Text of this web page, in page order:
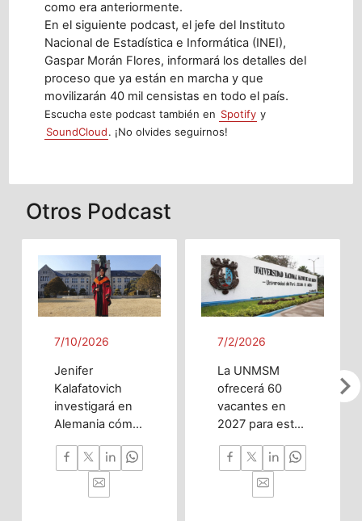
como era anteriormente.
En el siguiente podcast, el jefe del Instituto
Nacional de Estadística e Informática (INEI),
Gaspar Morán Flores, informará los detalles del
proceso que ya están en marcha y que
movilizarán 40 mil censistas en todo el país.
Escucha este podcast también en Spotify y
SoundCloud. ¡No olvides seguirnos!
Otros Podcast
chevron_right
7/10/2026
Jenifer
Kalafatovich
investigará en
Alemania cómo
la inteligencia
artificial puede
predecir
trastornos del
7/2/2026
La UNMSM
ofrecerá 60
vacantes en
2027 para esta
innovadora
carrera
enfocada en
investigación,